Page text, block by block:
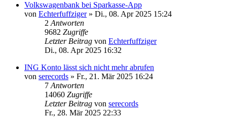
Volkswagenbank bei Sparkasse-App
von Echterfuffziger» Di., 08. Apr 2025 15:24
2 Antworten
9682 Zugriffe
Letzter Beitrag von Echterfuffziger
Di., 08. Apr 2025 16:32
ING Konto lässt sich nicht mehr abrufen
von serecords » Fr., 21. Mär 2025 16:24
7 Antworten
14060 Zugriffe
Letzter Beitrag von serecords
Fr., 28. Mär 2025 22:33